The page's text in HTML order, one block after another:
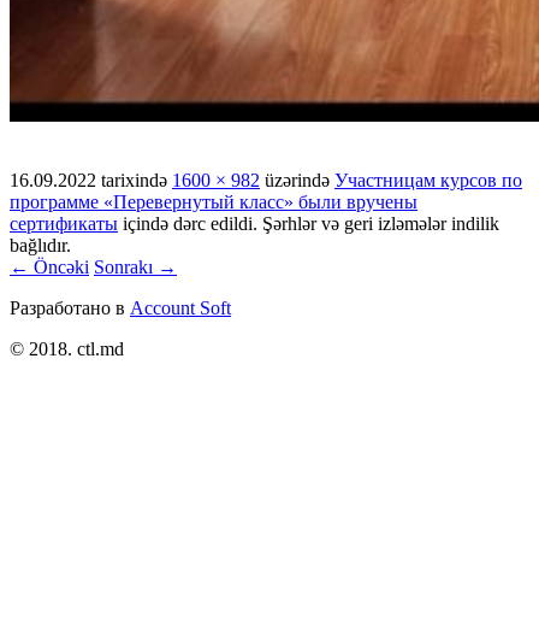
16.09.2022 tarixində 1600 × 982 üzərində Участницам курсов по
программе «Перевернутый класс» были вручены
сертификаты içində dərc edildi. Şərhlər və geri izləmələr indilik
bağlıdır.
← Öncəki Sonrakı →
Разработано в Account Soft
© 2018. ctl.md